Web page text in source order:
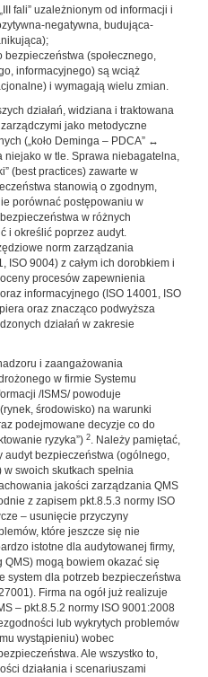
fali” uzależnionym od informacji i
negatywna, budująca-
bezpieczeństwa (społecznego,
informacyjnego) są wciąż
i wymagają wielu zmian.
działań, widziana i traktowana
jako metodyczne
(„koło Deminga – PDCA” ↔
niejako w tle. Sprawa niebagatelna,
(best practices) zawarte w
stanowią o zgodnym,
porównać postępowaniu w
w różnych
i określić poprzez audyt.
norm zarządzania
ISO 9004) z całym ich dorobkiem i
procesów zapewnienia
informacyjnego (ISO 14001, ISO
oraz znacząco podwyższa
działań w zakresie
i zaangażowania
w firmie Systemu
/ISMS/ powoduje
środowisko) na warunki
podejmowane decyzje co do
ryzyka”) 2. Należy pamiętać,
audyt bezpieczeństwa (ogólnego,
swoich skutkach spełnia
jakości zarządzania QMS
z zapisem pkt.8.5.3 normy ISO
– usunięcie przyczyny
które jeszcze się nie
istotne dla audytowanej firmy,
mogą bowiem okazać się
system dla potrzeb bezpieczeństwa
Firma na ogół już realizuje
– pkt.8.5.2 normy ISO 9001:2008
lub wykrytych problemów
wystąpieniu) wobec
Ale wszystko to,
działania i scenariuszami